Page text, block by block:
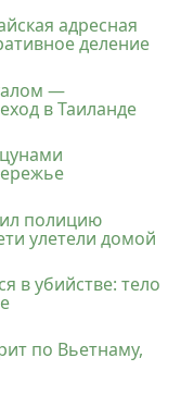
адресная
деление
—
в Таиланде
полицию
улетели домой
в убийстве: тело
по Вьетнаму,